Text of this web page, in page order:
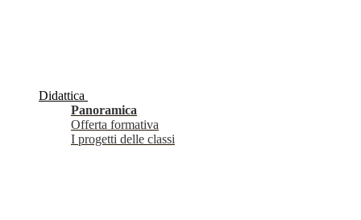
Didattica
Panoramica
Offerta formativa
I progetti delle classi